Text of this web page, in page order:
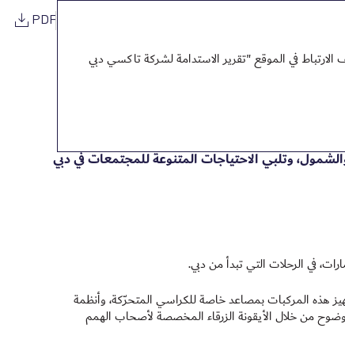
PDF
وتلبي الاحتياجات المتنوعة للمجتمعات في دبي
في الرحلات التي تبدأ من دبي.
هذه المركبات بمصاعد خاصة للكراسي المتحرّكة، وأنظمة
من خلال الأيقونة الزرقاء المخصصة لأصحاب الهمم
في الموقع "تقرير الاستدامة لشركة تاكسي دبي